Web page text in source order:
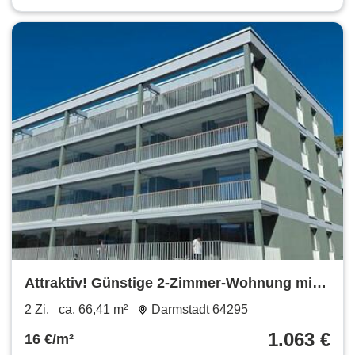
Attraktiv! Günstige 2-Zimmer-Wohnung mit
großer Terrasse
2 Zi. ca. 66,41 m² Darmstadt 64295
16 €/m² 1.063 €